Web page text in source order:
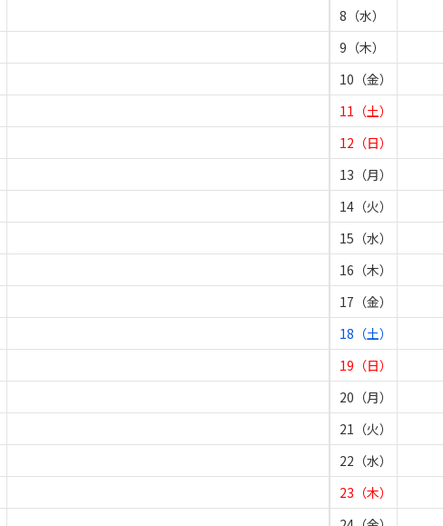
8（水）
9（木）
10（金）
11（土）
12（日）
13（月）
14（火）
15（水）
16（木）
17（金）
18（土）
19（日）
20（月）
21（火）
22（水）
23（木）